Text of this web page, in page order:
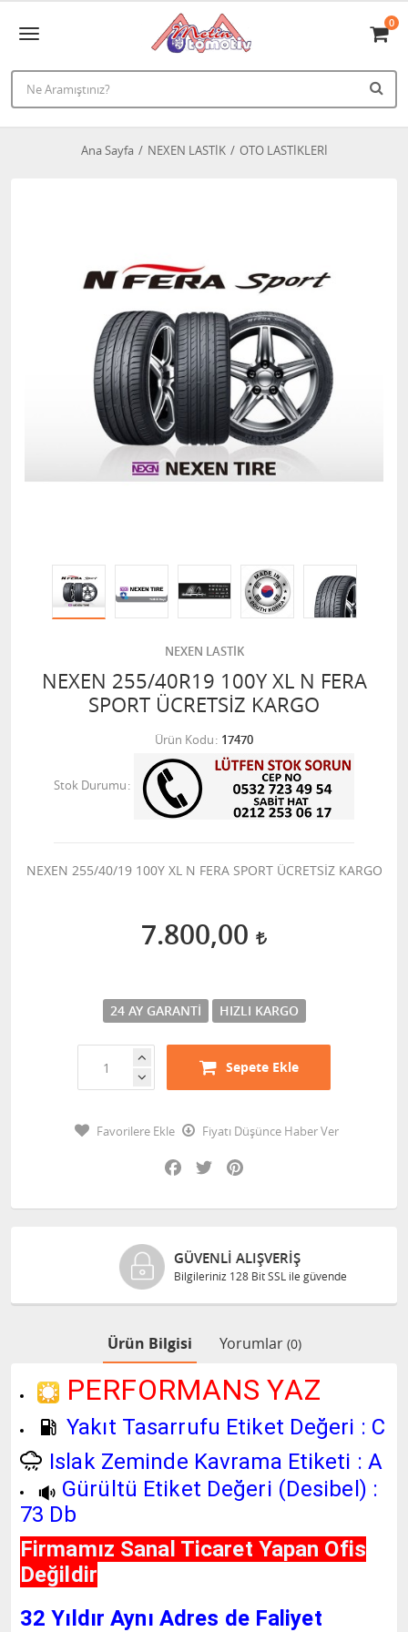
0
Ana Sayfa NEXEN LASTİK OTO LASTİKLERİ
NEXEN LASTİK
NEXEN 255/40R19 100Y XL N FERA
SPORT ÜCRETSİZ KARGO
Ürün Kodu 17470
Stok Durumu
NEXEN 255/40/19 100Y XL N FERA SPORT ÜCRETSİZ KARGO
7.800,00
24 AY GARANTI HIZLI KARGO
Sepete Ekle
Favorilere Ekle
Fiyatı Düşünce Haber Ver
Facebook
Twitter
GÜVENLI ALIŞVERIŞ
Bilgileriniz 128 Bit SSL ile güvende
Ürün Bilgisi Yorumlar (0)
PERFORMANS YAZ
Yakıt Tasarrufu Etiket Değeri : C
Islak Zeminde Kavrama Etiketi : A
Gürültü Etiket Değeri (Desibel) :
73 Db
Firmamız Sanal Ticaret Yapan Ofis
Değildir
32 Yıldır Aynı Adres de Faliyet